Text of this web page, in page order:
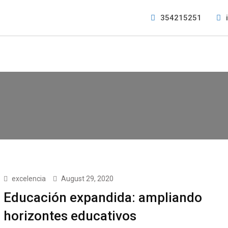
354215251
excelencia August 29, 2020
Educación expandida: ampliando
horizontes educativos